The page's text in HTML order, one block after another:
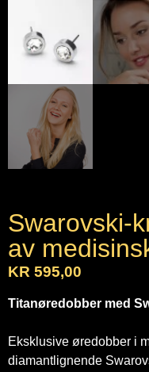
Swarovski-
av
KR 595,00
Titanøredobber med
Eksklusive øredobber i
diamantlignende